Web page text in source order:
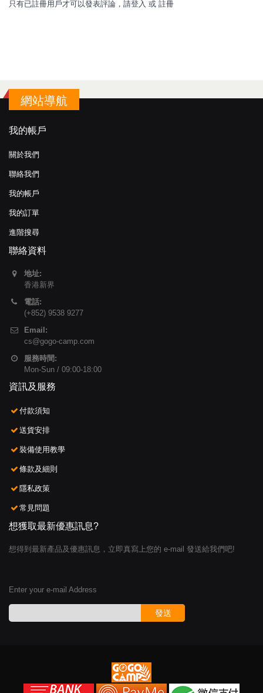
只有已註冊用戶才可以發表評論，請登入 或 註冊
網站導航
我的帳戶
關於我們
聯絡我們
我的帳戶
我的訂單
進階搜尋
聯絡資料
地址:
香港新界
電話:
(+852) 9538 9277
Email:
cs@gogo-camp.com
服務時間:
Mon-Sun / 09:00-18:00
資訊及服務
付款須知
送貨安排
裝備使用教學
條款及細則
隱私政策
常見問題
想獲取最新優惠訊息?
想得到最新產品及優惠訊息，立即真寫上您的 e-mail 發送給我們吧!
Enter your e-mail Address
發送